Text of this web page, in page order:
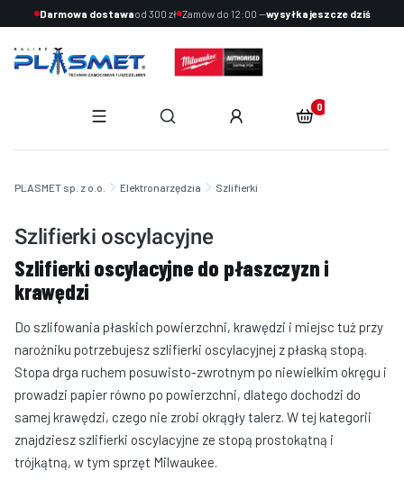
Darmowa dostawaod 300 zł Zamów do 12:00 —wysyłka jeszcze dziś
Otwórz wyszukiwarkę
Produkty w
PLASMET sp. z o.o. Elektronarzędzia Szlifierki
Szlifierki oscylacyjne
Szlifierki oscylacyjne do płaszczyzn i
krawędzi
Do szlifowania płaskich powierzchni, krawędzi i miejsc tuż przy
narożniku potrzebujesz szlifierki oscylacyjnej z płaską stopą.
Stopa drga ruchem posuwisto-zwrotnym po niewielkim okręgu i
prowadzi papier równo po powierzchni, dlatego dochodzi do
samej krawędzi, czego nie zrobi okrągły talerz. W tej kategorii
znajdziesz szlifierki oscylacyjne ze stopą prostokątną i
trójkątną, w tym sprzęt Milwaukee.